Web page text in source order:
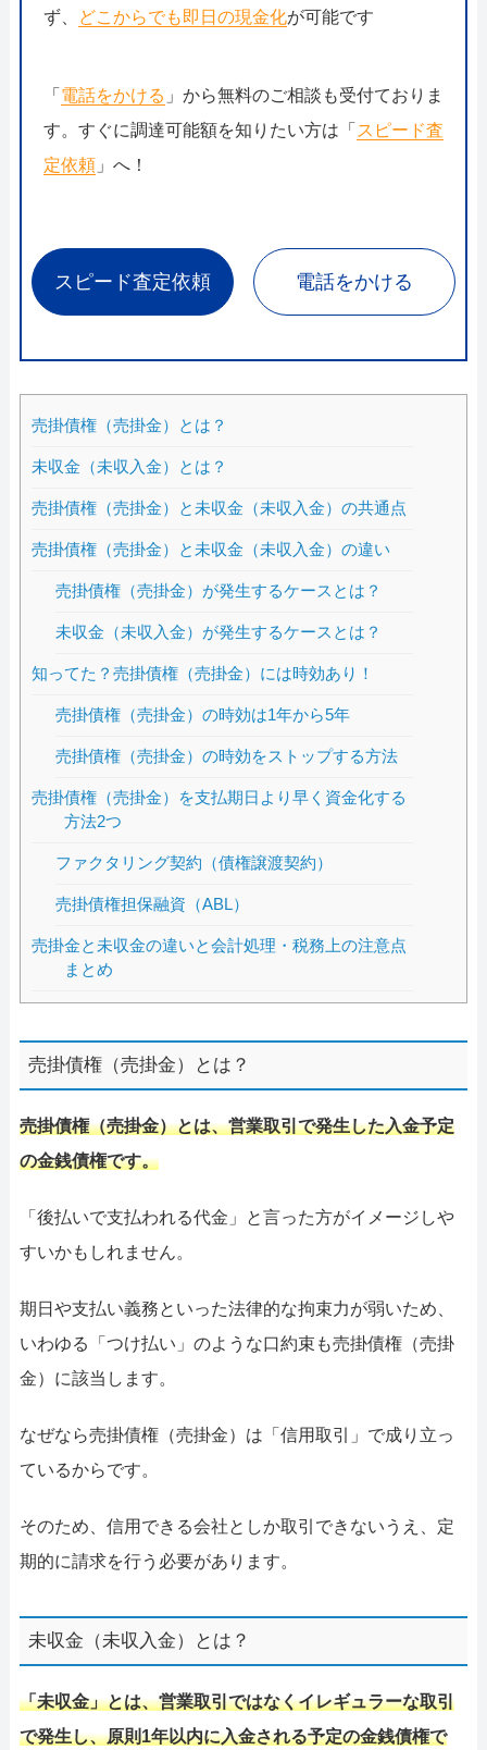
ず、
どこからでも即日の現金化が可能です
「 電話をかける 」から無料のご相談も受付ておりま
す。すぐに調達可能額を知りたい方は「 スピード査
定依頼」へ！
スピード査定依頼 電話をかける
売掛債権（売掛金）とは？
未収金（未収入金）とは？
売掛債権（売掛金）と未収金（未収入金）の共通点
売掛債権（売掛金）と未収金（未収入金）の違い
売掛債権（売掛金）が発生するケースとは？
未収金（未収入金）が発生するケースとは？
知ってた？売掛債権（売掛金）には時効あり！
売掛債権（売掛金）の時効は1年から5年
売掛債権（売掛金）の時効をストップする方法
売掛債権（売掛金）を支払期日より早く資金化する
方法2つ
ファクタリング契約（債権譲渡契約）
売掛債権担保融資（ABL）
売掛金と未収金の違いと会計処理・税務上の注意点
まとめ
売掛債権（売掛金）とは？
売掛債権（売掛金）とは、営業取引で発生した入金予定
の金銭債権です。
「後払いで支払われる代金」と言った方がイメージしや
すいかもしれません。
期日や支払い義務といった法律的な拘束力が弱いため、
いわゆる「つけ払い」のような口約束も売掛債権（売掛
金）に該当します。
なぜなら売掛債権（売掛金）は「信用取引」で成り立っ
ているからです。
そのため、信用できる会社としか取引できないうえ、定
期的に請求を行う必要があります。
未収金（未収入金）とは？
「未収金」とは、営業取引ではなくイレギュラーな取引
で発生し、原則1年以内に入金される予定の金銭債権で